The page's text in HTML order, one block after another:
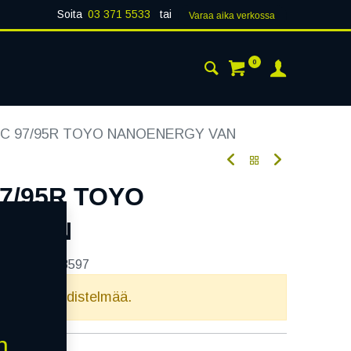
Soita 03 371 5533 tai Varaa aika verk​​​​ossa
0
97/95R TOYO NANOENERGY VAN
95R TOYO
VAN
268597
yhdistelmää.